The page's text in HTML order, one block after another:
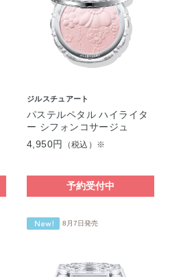
ジルスチュアート
パステルペタル ハイライタ
ー シフォンコサージュ
4,950円
（税込）※
予約受付中
8月7日発売